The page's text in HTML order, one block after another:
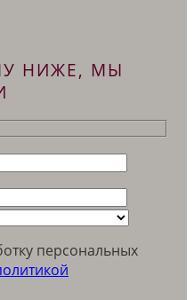
НИЖЕ, МЫ
персональных